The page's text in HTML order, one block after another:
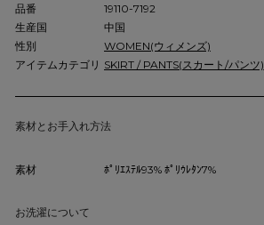
品番
19110-7192
生産国
中国
性別
WOMEN(ウィメンズ)
アイテムカテゴリ SKIRT / PANTS(スカート/パンツ)
素材とお手入れ方法
素材 ﾎﾟﾘｴｽﾃﾙ93% ﾎﾟﾘｳﾚﾀﾝ7%
お洗濯について